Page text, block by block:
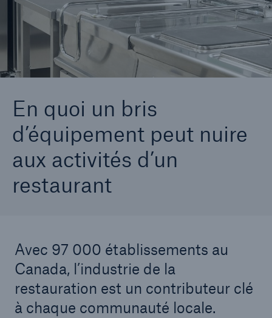
En quoi un bris
d’équipement peut nuire
aux activités d’un
restaurant
Avec 97 000 établissements au
Canada, l’industrie de la
restauration est un contributeur clé
à chaque communauté locale.
Carrières
Contactez-nous
Nouvelles